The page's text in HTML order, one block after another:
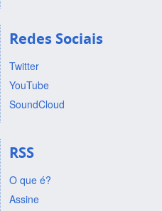
Redes Sociais
Twitter
YouTube
SoundCloud
RSS
O que é?
Assine